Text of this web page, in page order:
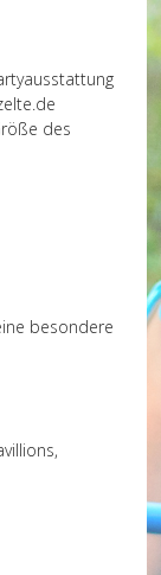
des
besondere